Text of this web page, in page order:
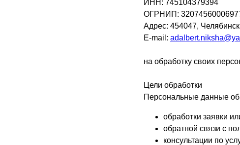
ИНН: 745104379394
ОГРНИП:
Адрес: 454047,
E-mail:
на обработку своих
Цели обработки
Персональные данные
обработки заявки
обратной связи с
консультации по